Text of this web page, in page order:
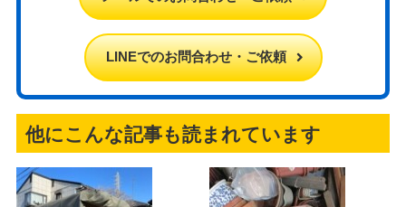
LINEでのお問合わせ・ご依頼
他にこんな記事も読まれています